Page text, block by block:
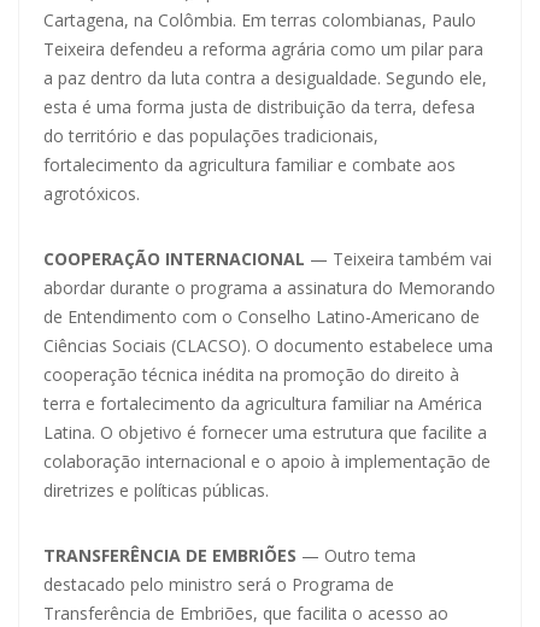
Cartagena, na Colômbia. Em terras colombianas, Paulo
Teixeira defendeu a reforma agrária como um pilar para
a paz dentro da luta contra a desigualdade. Segundo ele,
esta é uma forma justa de distribuição da terra, defesa
do território e das populações tradicionais,
fortalecimento da agricultura familiar e combate aos
agrotóxicos.
COOPERAÇÃO INTERNACIONAL — Teixeira também vai
abordar durante o programa a assinatura do Memorando
de Entendimento com o Conselho Latino-Americano de
Ciências Sociais (CLACSO). O documento estabelece uma
cooperação técnica inédita na promoção do direito à
terra e fortalecimento da agricultura familiar na América
Latina. O objetivo é fornecer uma estrutura que facilite a
colaboração internacional e o apoio à implementação de
diretrizes e políticas públicas.
TRANSFERÊNCIA DE EMBRIÕES — Outro tema
destacado pelo ministro será o Programa de
Transferência de Embriões, que facilita o acesso ao